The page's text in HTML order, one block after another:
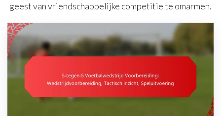
geest van vriendschappelijke competitie te omarmen.